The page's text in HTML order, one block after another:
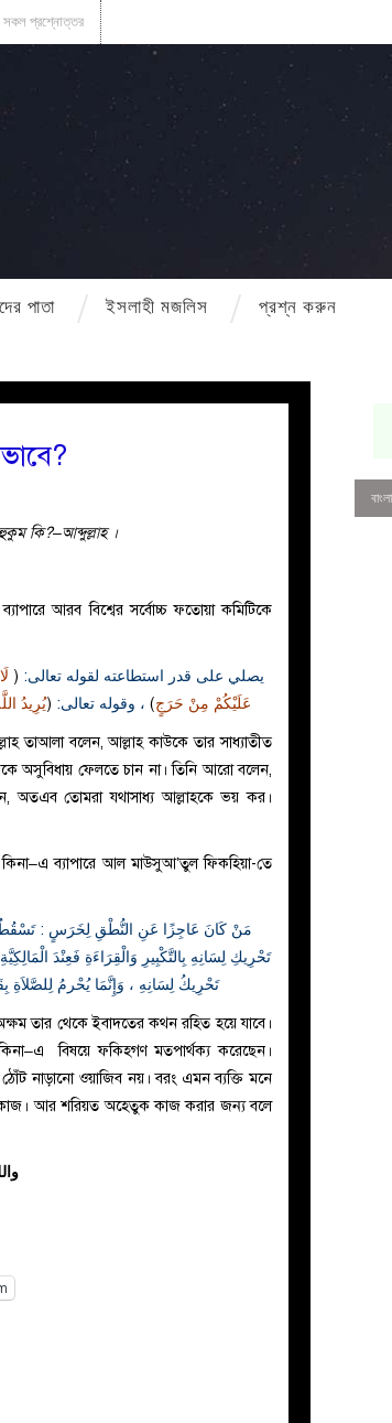
সকল প্রশ্নোত্তর
পাতা ইসলাহী মজলিস প্রশ্ন করুন
কি?–আব্দুল্লাহ ।
আরব বিশ্বের সর্বোচ্চ ফতোয়া কমিটিকে
يصلي على قدر استطاعته لقوله تعالى: (
عَلَيْكُمْ مِنْ حَرَجٍ) ، وقوله تعالى: (يُرِيدُ
তাআলা বলেন, আল্লাহ কাউকে তার সাধ্যাতীত
অসুবিধায় ফেলতে চান না। তিনি আরো বলেন,
অতএব তোমরা যথাসাধ্য আল্লাহকে ভয় কর।
ব্যাপারে আল মাউসুআ’তুল ফিকহিয়া-তে
مَنْ كَانَ عَاجِزًا عَنِ النُّطْقِ لِخَرَسٍ : تَسْقُطُ
تَحْرِيكِ لِسَانِهِ بِالتَّكْبِيرِ وَالْقِرَاءَةِ فَعِنْدَ
تَحْرِيكُ لِسَانِهِ ، وَإِنَّمَا يُحْرمُ لِلصَّلاَةِ
তার থেকে ইবাদতের কথন রহিত হয়ে যাবে।
বিষয়ে ফকিহগণ মতপার্থক্য করেছেন।
ঠোঁট নাড়ানো ওয়াজিব নয়। বরং এমন ব্যক্তি মনে
কাজ। আর শরিয়ত অহেতুক কাজ করার জন্য বলে